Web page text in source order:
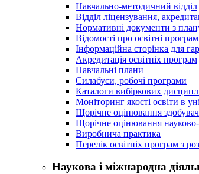
Навчально-методичний відділ
Відділ ліцензування,
Нормативні документи з
Відомості про освітні
Інформаційна сторінка для
Акредитація освітніх програм
Навчальні плани
Силабуси, робочі програми
Каталоги вибіркових
Моніторинг якості освіти в
Щорічне оцінювання
Щорічне оцінювання науково-
Виробнича практика
Перелік освітніх програм з
Наукова і міжнародна